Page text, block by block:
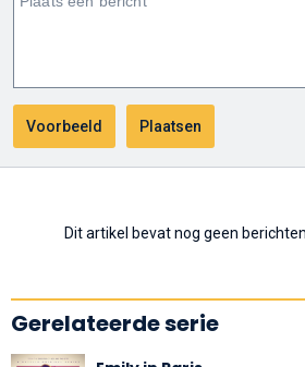
Dit artikel bevat nog geen
Gerelateerde serie